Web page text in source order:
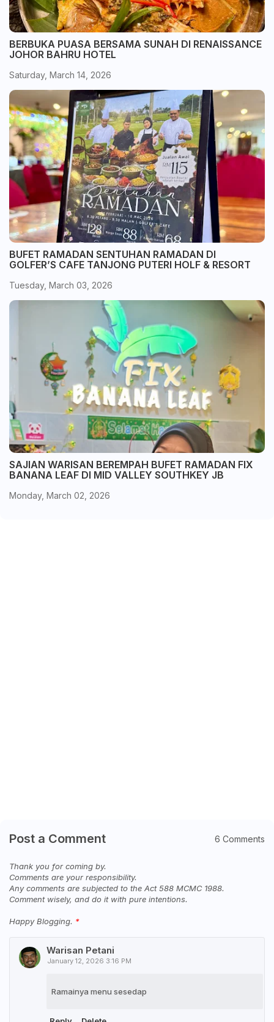
BERBUKA PUASA BERSAMA SUNAH DI RENAISSANCE
JOHOR BAHRU HOTEL
Saturday, March 14, 2026
BUFET RAMADAN SENTUHAN RAMADAN DI
GOLFER’S CAFE TANJONG PUTERI HOLF & RESORT
Tuesday, March 03, 2026
SAJIAN WARISAN BEREMPAH BUFET RAMADAN FIX
BANANA LEAF DI MID VALLEY SOUTHKEY JB
Monday, March 02, 2026
Post a Comment 6 Comments
Thank you for coming by.
Comments are your responsibility.
Any comments are subjected to the Act 588 MCMC 1988.
Comment wisely, and do it with pure intentions.
Happy Blogging.
Warisan Petani
January 12, 2026 3:16 PM
Ramainya menu sesedap